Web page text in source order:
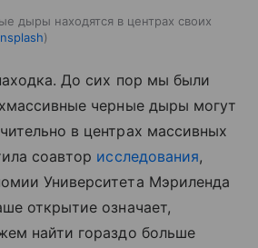
дыры находятся в центрах своих
До сих пор мы были
черные дыры могут
в центрах массивных
соавтор исследования,
Университета Мэриленда
открытие означает,
найти гораздо больше